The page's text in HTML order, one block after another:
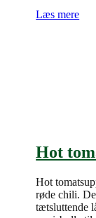
Læs mere
Hot
Hot
røde chili.
tætsluttende